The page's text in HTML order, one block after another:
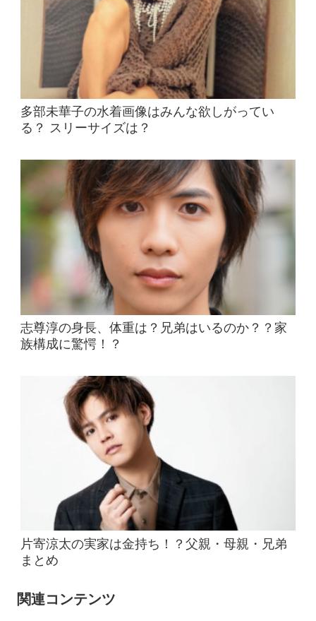
多部未華子の水着画像はみんな欲しがってい
る？ スリーサイズは？
志尊淳の身長、体重は？兄弟はいるのか？？家
族構成に驚愕！？
片寄涼太の実家は金持ち！？父親・母親・兄弟
まとめ
関連コンテンツ